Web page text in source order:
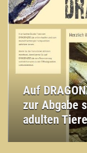
Auf
zur Abgabe
adulten